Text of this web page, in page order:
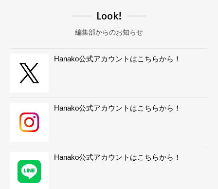
Look!
編集部からのお知らせ
Hanako公式アカウントはこちらから！
Hanako公式アカウントはこちらから！
Hanako公式アカウントはこちらから！